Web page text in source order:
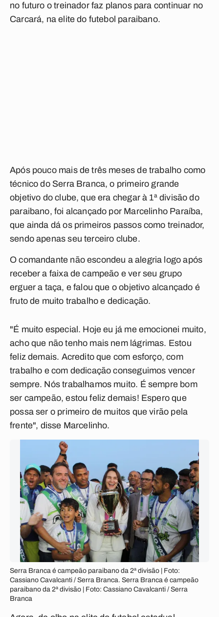
no futuro o treinador faz planos para continuar no
Carcará, na elite do futebol paraibano.
Após pouco mais de três meses de trabalho como
técnico do Serra Branca, o primeiro grande
objetivo do clube, que era chegar à 1ª divisão do
paraibano, foi alcançado por Marcelinho Paraíba,
que ainda dá os primeiros passos como treinador,
sendo apenas seu terceiro clube.
O comandante não escondeu a alegria logo após
receber a faixa de campeão e ver seu grupo
erguer a taça, e falou que o objetivo alcançado é
fruto de muito trabalho e dedicação.
"É muito especial. Hoje eu já me emocionei muito,
acho que não tenho mais nem lágrimas. Estou
feliz demais. Acredito que com esforço, com
trabalho e com dedicação conseguimos vencer
sempre. Nós trabalhamos muito. É sempre bom
ser campeão, estou feliz demais! Espero que
possa ser o primeiro de muitos que virão pela
frente", disse Marcelinho.
Serra Branca é campeão paraibano da 2ª divisão | Foto:
Cassiano Cavalcanti / Serra Branca. Serra Branca é campeão
paraibano da 2ª divisão | Foto: Cassiano Cavalcanti / Serra
Branca